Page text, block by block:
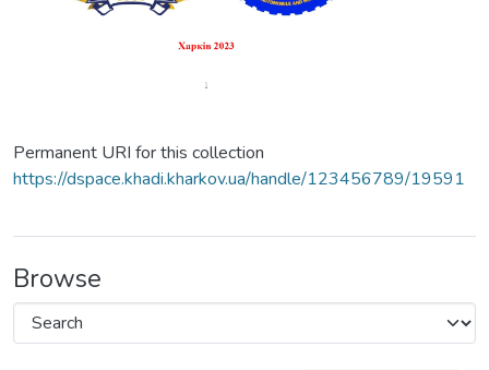
Permanent URI for this collection
https://dspace.khadi.kharkov.ua/handle/123456789/19591
Browse